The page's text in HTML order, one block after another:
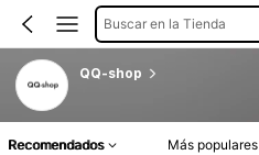
Buscar en la Tienda
QQ-shop
Recomendados Más populares